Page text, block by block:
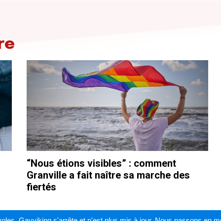
“Nous étions visibles” : comment
Granville a fait naître sa marche des
fiertés